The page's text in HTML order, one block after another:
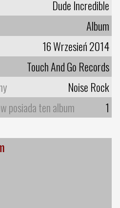
Dude Incredible
Album
16 Wrzesień 2014
Touch And Go Records
Noise Rock
posiada ten album
1